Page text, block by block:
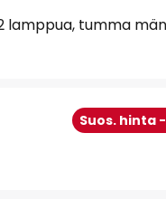
lamppua, tumma
Suos. hinta